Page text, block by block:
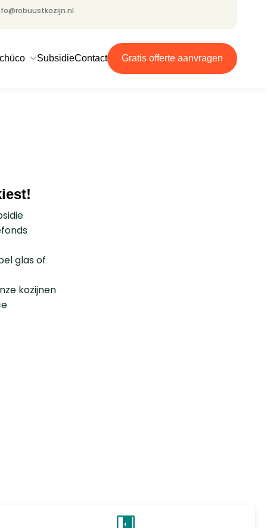
SubsidieContact Gratis offerte aanvragen
glas of
kozijnen